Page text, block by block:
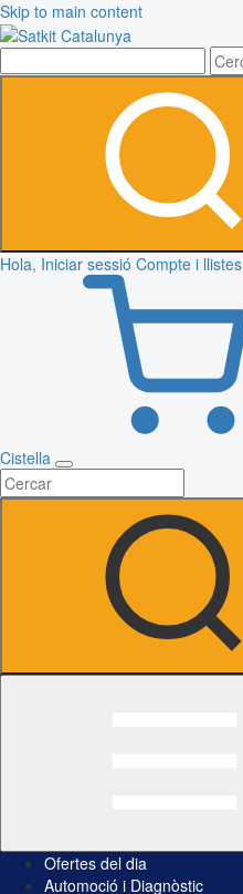
Skip to main content
Hola, Iniciar sessió Compte i llistes
Cistella
Ofertes del dia
Automoció i Diagnòstic